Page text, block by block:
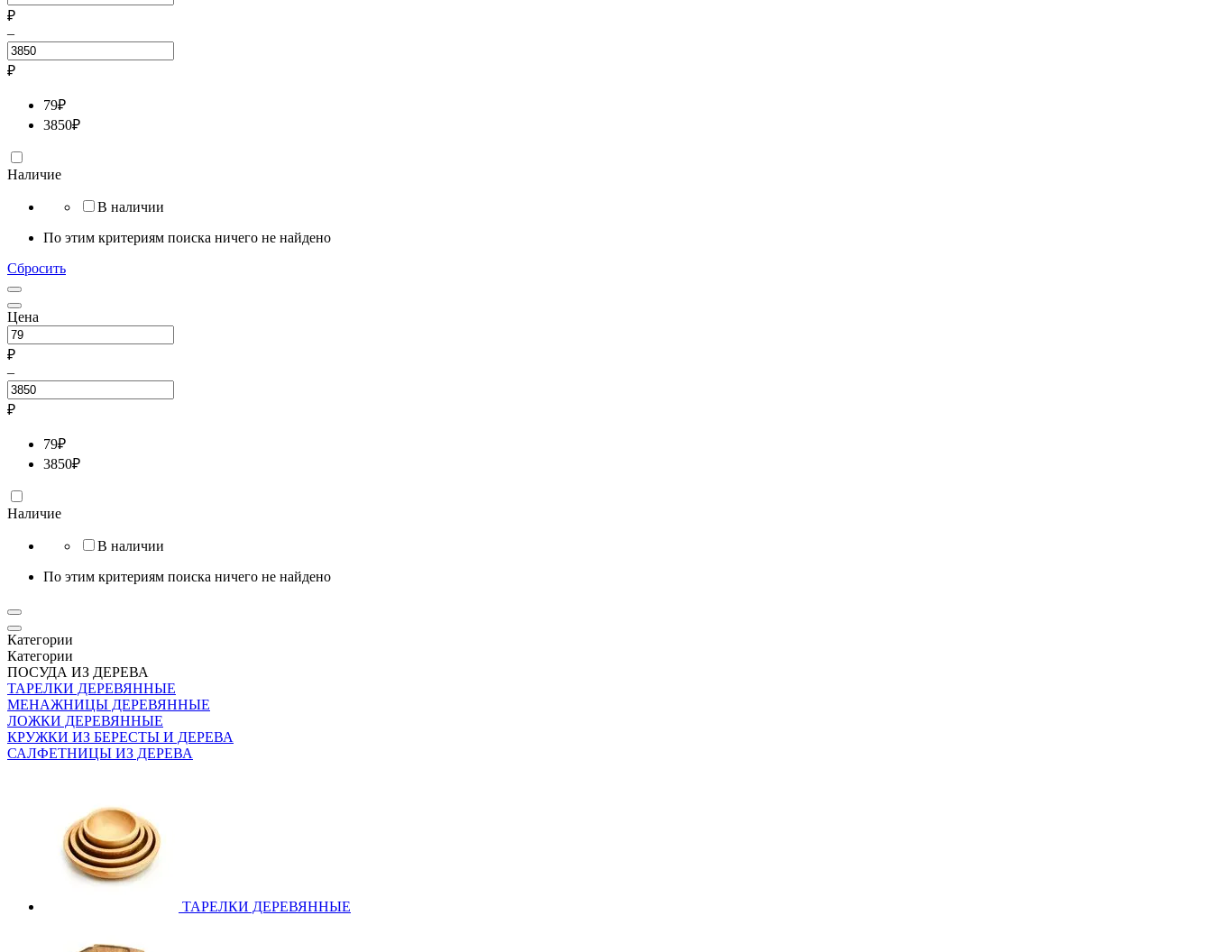
₽
–
₽
79₽
3850₽
Наличие
В наличии
По этим критериям поиска ничего не найдено
Сбросить
Цена
₽
–
₽
79₽
3850₽
Наличие
В наличии
По этим критериям поиска ничего не найдено
Категории
Категории
ПОСУДА ИЗ ДЕРЕВА
ТАРЕЛКИ ДЕРЕВЯННЫЕ
МЕНАЖНИЦЫ ДЕРЕВЯННЫЕ
ЛОЖКИ ДЕРЕВЯННЫЕ
КРУЖКИ ИЗ БЕРЕСТЫ И ДЕРЕВА
САЛФЕТНИЦЫ ИЗ ДЕРЕВА
ТАРЕЛКИ ДЕРЕВЯННЫЕ